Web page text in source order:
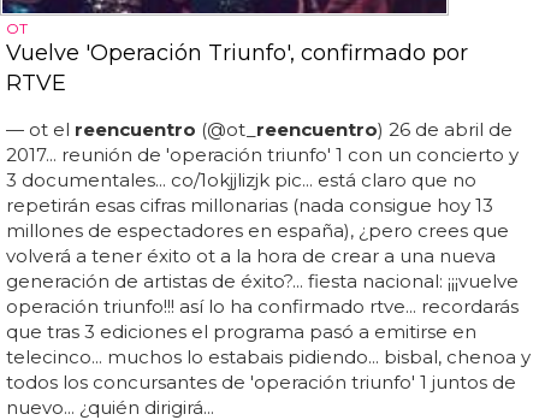
OT
Vuelve 'Operación Triunfo', confirmado por
RTVE
— ot el reencuentro (@ot_ reencuentro) 26 de abril de
2017... reunión de 'operación triunfo' 1 con un concierto y
3 documentales... co/1okjjlizjk pic... está claro que no
repetirán esas cifras millonarias (nada consigue hoy 13
millones de espectadores en españa), ¿pero crees que
volverá a tener éxito ot a la hora de crear a una nueva
generación de artistas de éxito?... fiesta nacional: ¡¡¡vuelve
operación triunfo!!! así lo ha confirmado rtve... recordarás
que tras 3 ediciones el programa pasó a emitirse en
telecinco... muchos lo estabais pidiendo... bisbal, chenoa y
todos los concursantes de 'operación triunfo' 1 juntos de
nuevo... ¿quién dirigirá...